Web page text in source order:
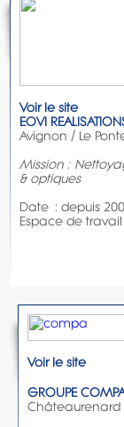
Voir le site
EOVI
Avignon / Le
Mission :
& optiques
Date : depuis
Espace de
Voir le site
GROUPE
Châteaurenard